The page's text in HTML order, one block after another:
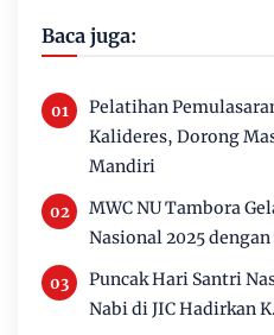
Baca juga:
Pelatihan
Kalideres, Dorong
Mandiri
MWC NU Tambora
Nasional 2025
Puncak Hari Santri
Nabi di JIC Hadirkan